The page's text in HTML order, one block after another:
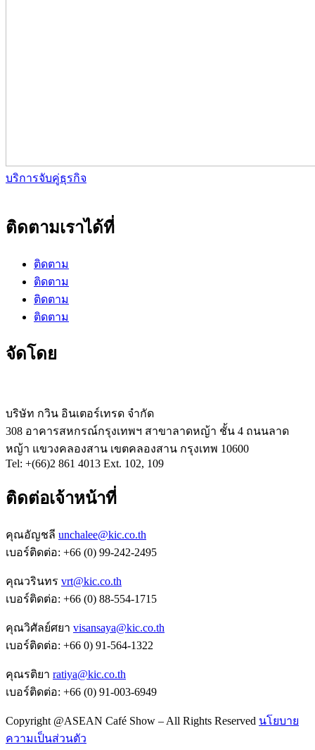
บริการจับคู่ธุรกิจ
ติดตามเราได้ที่
ติดตาม
ติดตาม
ติดตาม
ติดตาม
จัดโดย
บริษัท กวิน อินเตอร์เทรด จำกัด
308 อาคารสหกรณ์กรุงเทพฯ สาขาลาดหญ้า ชั้น 4 ถนนลาด
หญ้า แขวงคลองสาน เขตคลองสาน กรุงเทพ 10600
Tel: +(66)2 861 4013 Ext. 102, 109
ติดต่อเจ้าหน้าที่
คุณอัญชลี unchalee@kic.co.th
เบอร์ติดต่อ: +66 (0) 99-242-2495
คุณวรินทร vrt@kic.co.th
เบอร์ติดต่อ: +66 (0) 88-554-1715
คุณวิศัลย์ศยา visansaya@kic.co.th
เบอร์ติดต่อ: +66 0) 91-564-1322
คุณรติยา ratiya@kic.co.th
เบอร์ติดต่อ: +66 (0) 91-003-6949
Copyright @ASEAN Café Show – All Rights Reserved นโยบาย
ความเป็นส่วนตัว